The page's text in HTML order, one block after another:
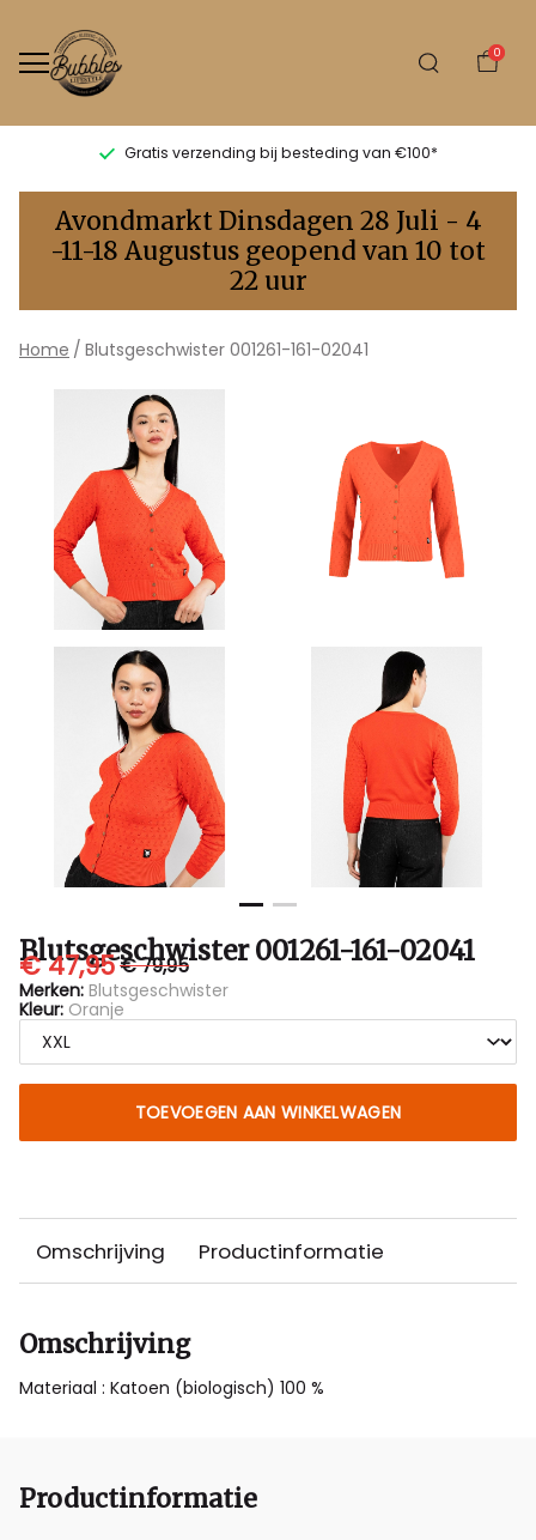
0
Gratis verzending bij besteding van €100*
Blutsgeschwister
001261-
161-
02041
Bubbles
Sluis
Avondmarkt Dinsdagen 28 Juli - 4
-11-18 Augustus geopend van 10 tot
22 uur
Home Blutsgeschwister 001261-161-02041
Blutsgeschwister 001261-161-02041
€ 47,95€ 79,95
Merken: Blutsgeschwister
Kleur: Oranje
TOEVOEGEN AAN WINKELWAGEN
Omschrijving Productinformatie
Omschrijving
Materiaal : Katoen (biologisch) 100 %
Productinformatie